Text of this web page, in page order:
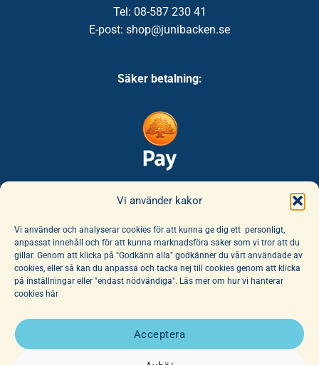
Vi använder kakor
Vi använder och analyserar cookies för att kunna ge dig ett personligt,
anpassat innehåll och för att kunna marknadsföra saker som vi tror att du
gillar. Genom att klicka på "Godkänn alla" godkänner du vårt användade av
cookies, eller så kan du anpassa och tacka nej till cookies genom att klicka
på inställningar eller "endast nödvändiga". Läs mer om hur vi hanterar
cookies här
Acceptera
Tel: 08-587 230 41
E-post: shop@junibacken.se
Säker betalning:
Säker leverans:
utvalda av vår hängivna personal. Vi har dessutom ett stort utbud